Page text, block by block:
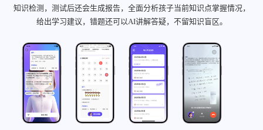
知识检测，测试后还会生成报告，全面分析孩子当前知识点掌握情况，
给出学习建议，错题还可以AI讲解答疑，不留知识盲区。